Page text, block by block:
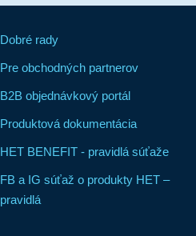
Dobré rady
Pre obchodných partnerov
B2B objednávkový portál
Produktová dokumentácia
HET BENEFIT - pravidlá súťaže
FB a IG súťaž o produkty HET –
pravidlá